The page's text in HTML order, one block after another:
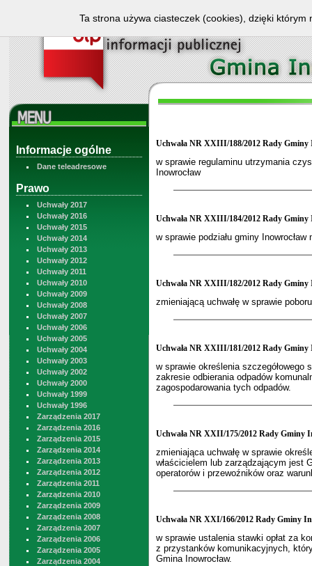
Informacje ogólne
Dane teleadresowe
Prawo
Uchwały 2017
Uchwały 2016
Uchwały 2015
Uchwały 2014
Uchwały 2013
Uchwały 2012
Uchwały 2011
Uchwały 2010
Uchwały 2009
Uchwały 2008
Uchwały 2007
Uchwały 2006
Uchwały 2005
Uchwały 2004
Uchwały 2003
Uchwały 2002
Uchwały 2000
Uchwały 1999
Uchwały 1996
Zarządzenia 2017
Zarządzenia 2016
Zarządzenia 2015
Zarządzenia 2014
Zarządzenia 2013
Zarządzenia 2012
Zarządzenia 2011
Zarządzenia 2010
Zarządzenia 2009
Zarządzenia 2008
Zarządzenia 2007
Zarządzenia 2006
Zarządzenia 2005
Zarządzenia 2004
Uchwała NR XXIII/188/2012 Rady Gminy
w sprawie regulaminu utrzymania
Inowrocław
Uchwała NR XXIII/184/2012 Rady Gminy
w sprawie podziału gminy Inowrocław
Uchwała NR XXIII/182/2012 Rady Gminy
zmieniającą uchwałę w sprawie
Uchwała NR XXIII/181/2012 Rady Gminy
w sprawie określenia szczegółowego
zakresie odbierania odpadów
zagospodarowania tych odpadów.
Uchwała NR XXII/175/2012 Rady Gminy
zmieniająca uchwałę w sprawie
właścicielem lub zarządzającym jest
operatorów i przewoźników oraz
Uchwała NR XXI/166/2012 Rady Gminy
w sprawie ustalenia stawki opłat za
z przystanków komunikacyjnych,
Gmina Inowrocław.
Ta strona używa ciasteczek (cookies), dzięki którym